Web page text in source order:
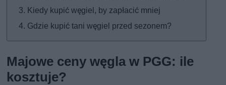
Kiedy kupić węgiel, by zapłacić mniej
Gdzie kupić tani węgiel przed sezonem?
Majowe ceny węgla w PGG: ile
kosztuje?